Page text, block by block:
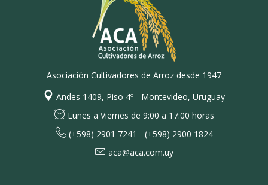
Asociación Cultivadores de Arroz desde 1947
Andes 1409, Piso 4º - Montevideo, Uruguay
Lunes a Viernes de 9:00 a 17:00 horas
(+598) 2901 7241 - (+598) 2900 1824
aca@aca.com.uy